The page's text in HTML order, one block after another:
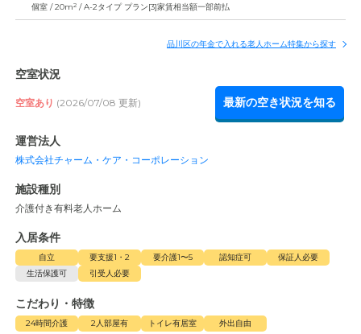
個室 / 20m2 / A-2タイプ プラン[3]家賃相当額一部前払
品川区の年金で入れる老人ホーム特集から探す
空室状況
空室あり (2026/07/08 更新) 最新の空き状況を知る
運営法人
株式会社チャーム・ケア・コーポレーション
施設種別
介護付き有料老人ホーム
入居条件
自立 要支援1・2 要介護1〜5 認知症可
保証人必要
生活保護可
引受人必要
こだわり・特徴
24時間介護 2人部屋有 トイレ有居室 外出自由